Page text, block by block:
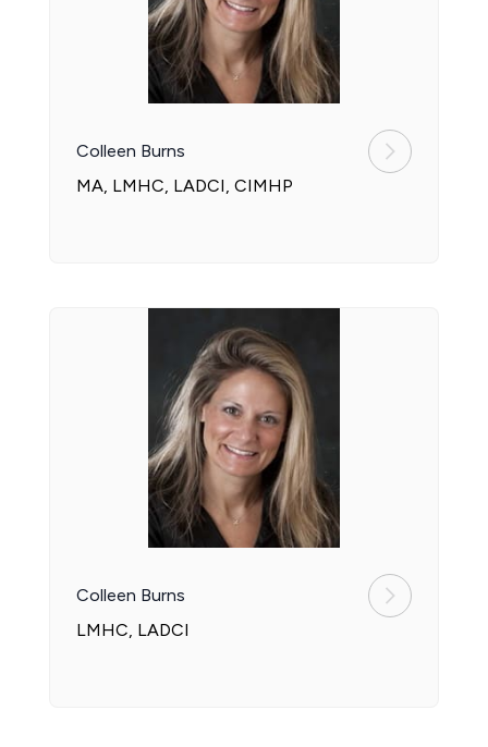
Colleen Burns
MA, LMHC, LADCI, CIMHP
Colleen Burns
LMHC, LADCI